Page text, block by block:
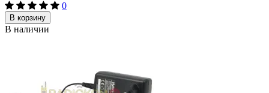
0
В корзину
В наличии